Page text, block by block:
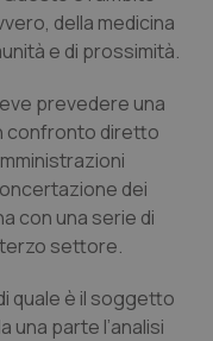
della medicina
e di prossimità.
prevedere una
confronto diretto
dei
con una serie di
settore.
quale è il soggetto
una parte l’analisi